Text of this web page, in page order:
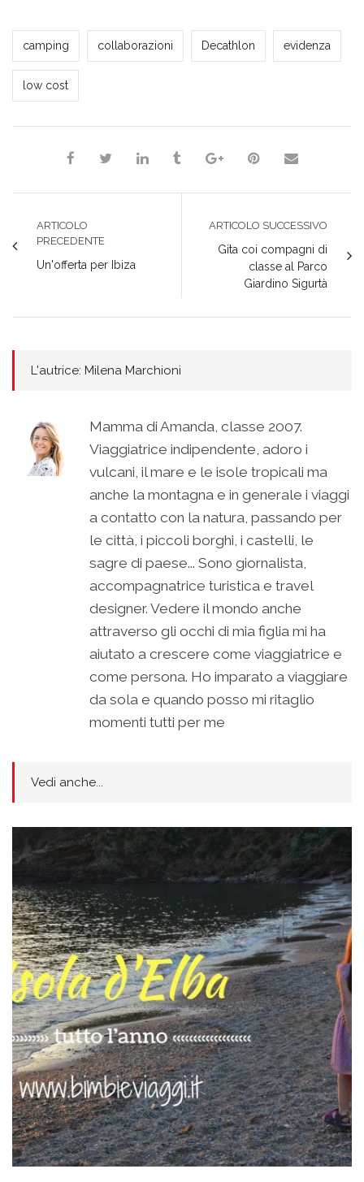
Milena Marchioni
camping
collaborazioni Decathlon evidenza
low cost
ARTICOLO
PRECEDENTE
Un'offerta per Ibiza
ARTICOLO SUCCESSIVO
Gita coi compagni di
classe al Parco
Giardino Sigurtà
L'autrice: Milena Marchioni
Mamma di Amanda, classe 2007.
Viaggiatrice indipendente, adoro i
vulcani, il mare e le isole tropicali ma
anche la montagna e in generale i viaggi
a contatto con la natura, passando per
le città, i piccoli borghi, i castelli, le
sagre di paese... Sono giornalista,
accompagnatrice turistica e travel
designer. Vedere il mondo anche
attraverso gli occhi di mia figlia mi ha
aiutato a crescere come viaggiatrice e
come persona. Ho imparato a viaggiare
da sola e quando posso mi ritaglio
momenti tutti per me
Vedi anche...